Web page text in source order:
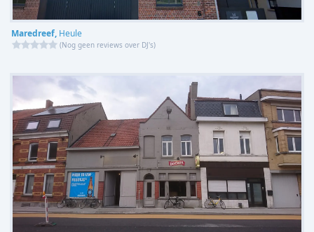
Maredreef, Heule
(Nog geen reviews over DJ's)